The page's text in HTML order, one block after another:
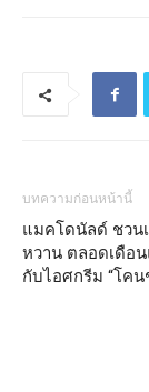
บทความก่อนหน้านี้
แมคโดนัลด์ ชวน
หวาน ตลอดเดือ
กับไอศกรีม “โค